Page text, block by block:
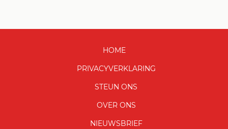
HOME
PRIVACYVERKLARING
STEUN ONS
OVER ONS
NIEUWSBRIEF